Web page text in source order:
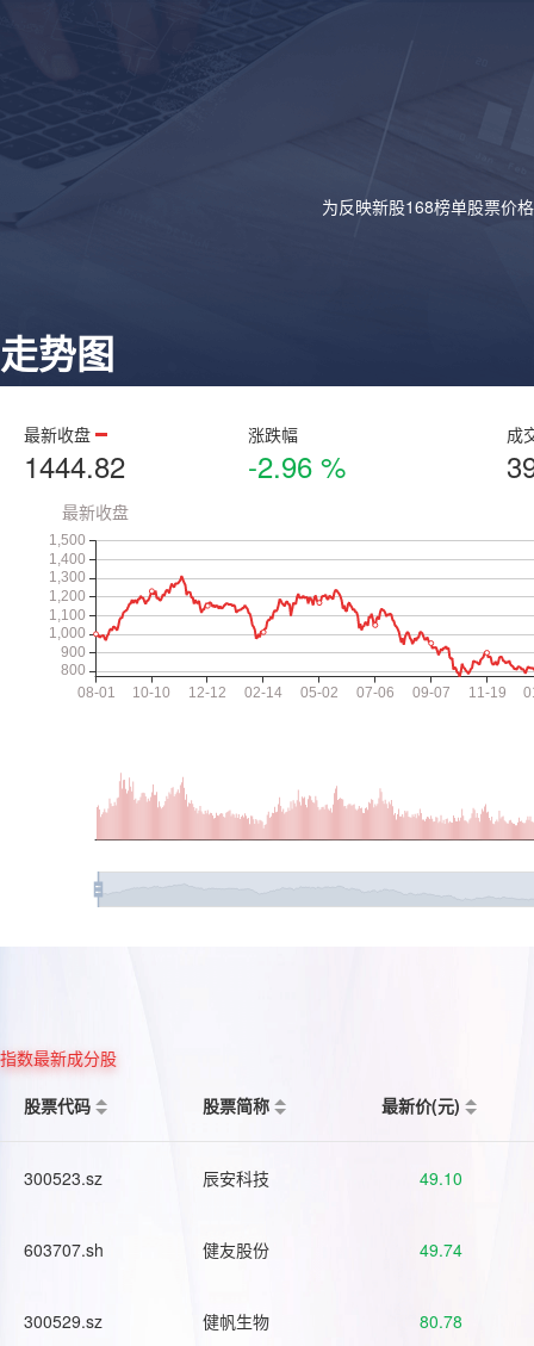
为反映新股168榜单股票价
走势图
最新收盘
1444.82
涨跌幅
-2.96 %
成
指数最新成分股
股票代码
股票简称 最新价(元)
300523.sz 辰安科技 49.10
603707.sh 健友股份 49.74
300529.sz 健帆生物 80.78